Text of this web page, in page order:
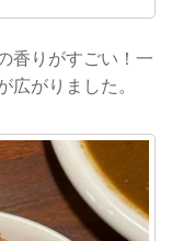
香りがすごい！一
広がりました。